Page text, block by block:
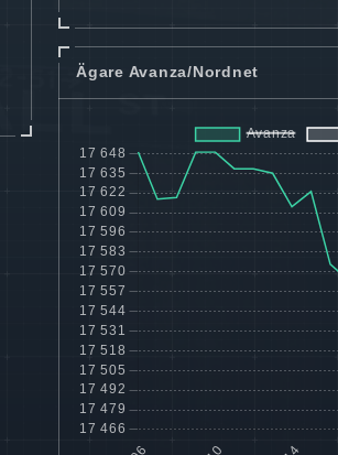
Ägare Avanza/Nordnet